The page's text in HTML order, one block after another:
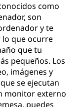
como
son
y te
lo que ocurre
que tu
pequeños. Los
imágenes y
se ejecutan
monitor externo
puedes